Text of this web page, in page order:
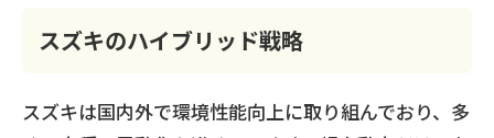
スズキのハイブリッド戦略
スズキは国内外で環境性能向上に取り組んでおり、多